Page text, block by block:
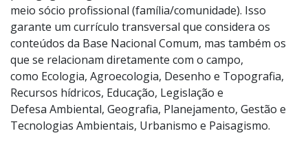
meio sócio profissional (família/comunidade). Isso
garante um currículo transversal que considera os
conteúdos da Base Nacional Comum, mas também os
que se relacionam diretamente com o campo,
como Ecologia, Agroecologia, Desenho e Topografia,
Recursos hídricos, Educação, Legislação e
Defesa Ambiental, Geografia, Planejamento, Gestão e
Tecnologias Ambientais, Urbanismo e Paisagismo.